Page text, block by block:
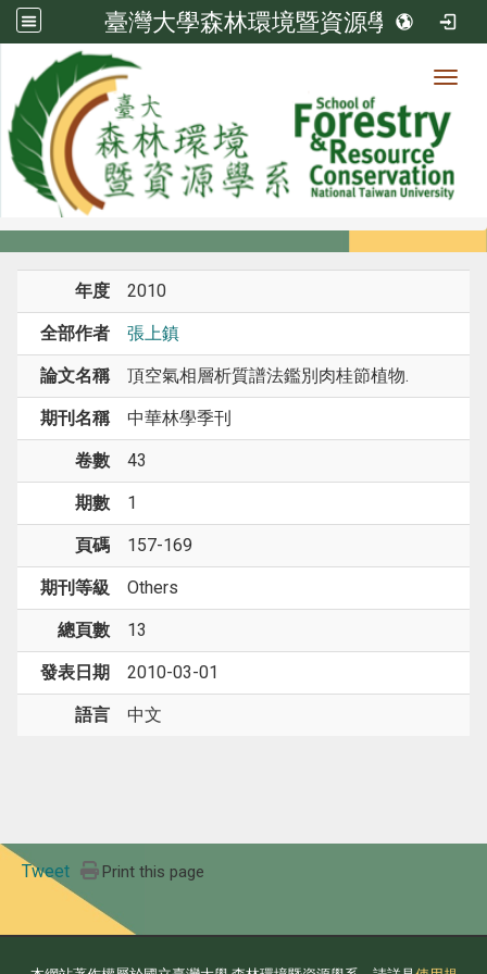
臺灣大學森林環境暨資源學系
系所成員
系所成員
年度 2010
全部作者 張上鎮
論文名稱 頂空氣相層析質譜法鑑別肉桂節植物.
期刊名稱 中華林學季刊
卷數 43
期數 1
頁碼 157-169
期刊等級 Others
總頁數 13
發表日期 2010-03-01
語言 中文
Tweet Print this page